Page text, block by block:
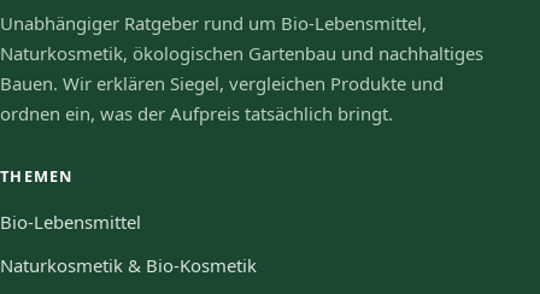
Unabhängiger Ratgeber rund um Bio-Lebensmittel,
Naturkosmetik, ökologischen Gartenbau und nachhaltiges
Bauen. Wir erklären Siegel, vergleichen Produkte und
ordnen ein, was der Aufpreis tatsächlich bringt.
THEMEN
Bio-Lebensmittel
Naturkosmetik & Bio-Kosmetik